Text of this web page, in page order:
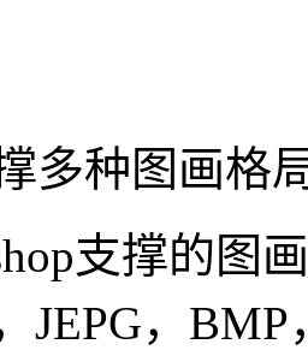
种图画格
支撑的图画
JEPG，